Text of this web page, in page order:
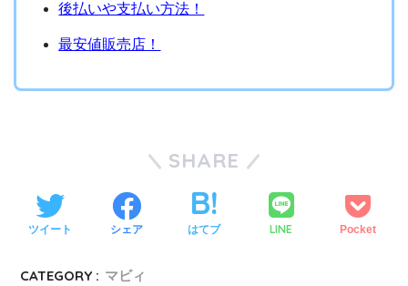
後払いや支払い方法！
最安値販売店！
SHARE
ツイート シェア はてブ LINE Pocket
CATEGORY : マビィ